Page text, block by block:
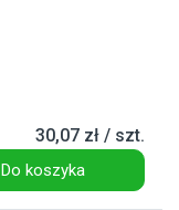
30,07 zł / szt.
Do koszyka